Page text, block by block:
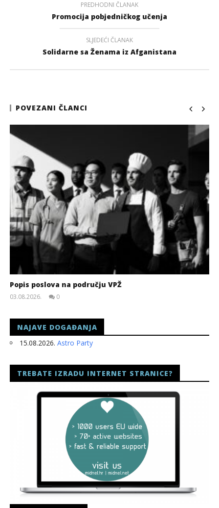
PREDHODNI ČLANAK
Promocija pobjedničkog učenja
SLJEDEĆI ČLANAK
Solidarne sa Ženama iz Afganistana
POVEZANI ČLANCI
Popis poslova na području VPŽ
03.08.2026.
0
NAJAVE DOGAĐANJA
15.08.2026. Astro Party
TREBATE IZRADU INTERNET STRANICE?